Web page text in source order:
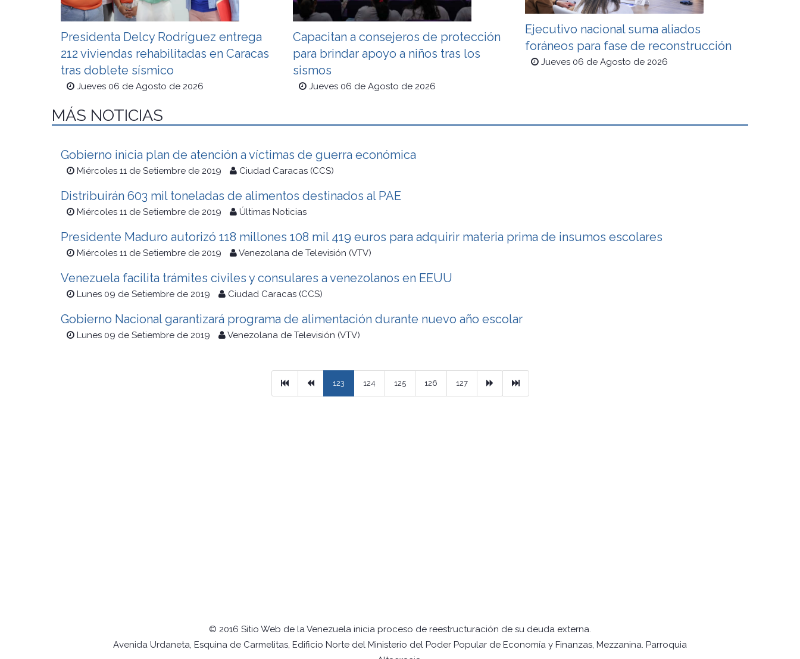
Presidenta Delcy Rodríguez entrega
212 viviendas rehabilitadas en Caracas
tras doblete sísmico
Jueves 06 de Agosto de 2026
Capacitan a consejeros de protección
para brindar apoyo a niños tras los
sismos
Jueves 06 de Agosto de 2026
Ejecutivo nacional suma aliados
foráneos para fase de reconstrucción
Jueves 06 de Agosto de 2026
MÁS NOTICIAS
Gobierno inicia plan de atención a víctimas de guerra económica
Miércoles 11 de Setiembre de 2019 Ciudad Caracas (CCS)
Distribuirán 603 mil toneladas de alimentos destinados al PAE
Miércoles 11 de Setiembre de 2019 Últimas Noticias
Presidente Maduro autorizó 118 millones 108 mil 419 euros para adquirir materia prima de insumos escolares
Miércoles 11 de Setiembre de 2019 Venezolana de Televisión (VTV)
Venezuela facilita trámites civiles y consulares a venezolanos en EEUU
Lunes 09 de Setiembre de 2019 Ciudad Caracas (CCS)
Gobierno Nacional garantizará programa de alimentación durante nuevo año escolar
Lunes 09 de Setiembre de 2019 Venezolana de Televisión (VTV)
PrimeraPrevious
123 124 125 126 127 Next Ultimo
© 2016 Sitio Web de la Venezuela inicia proceso de reestructuración de su deuda externa.
Avenida Urdaneta, Esquina de Carmelitas, Edificio Norte del Ministerio del Poder Popular de Economía y Finanzas, Mezzanina. Parroquia